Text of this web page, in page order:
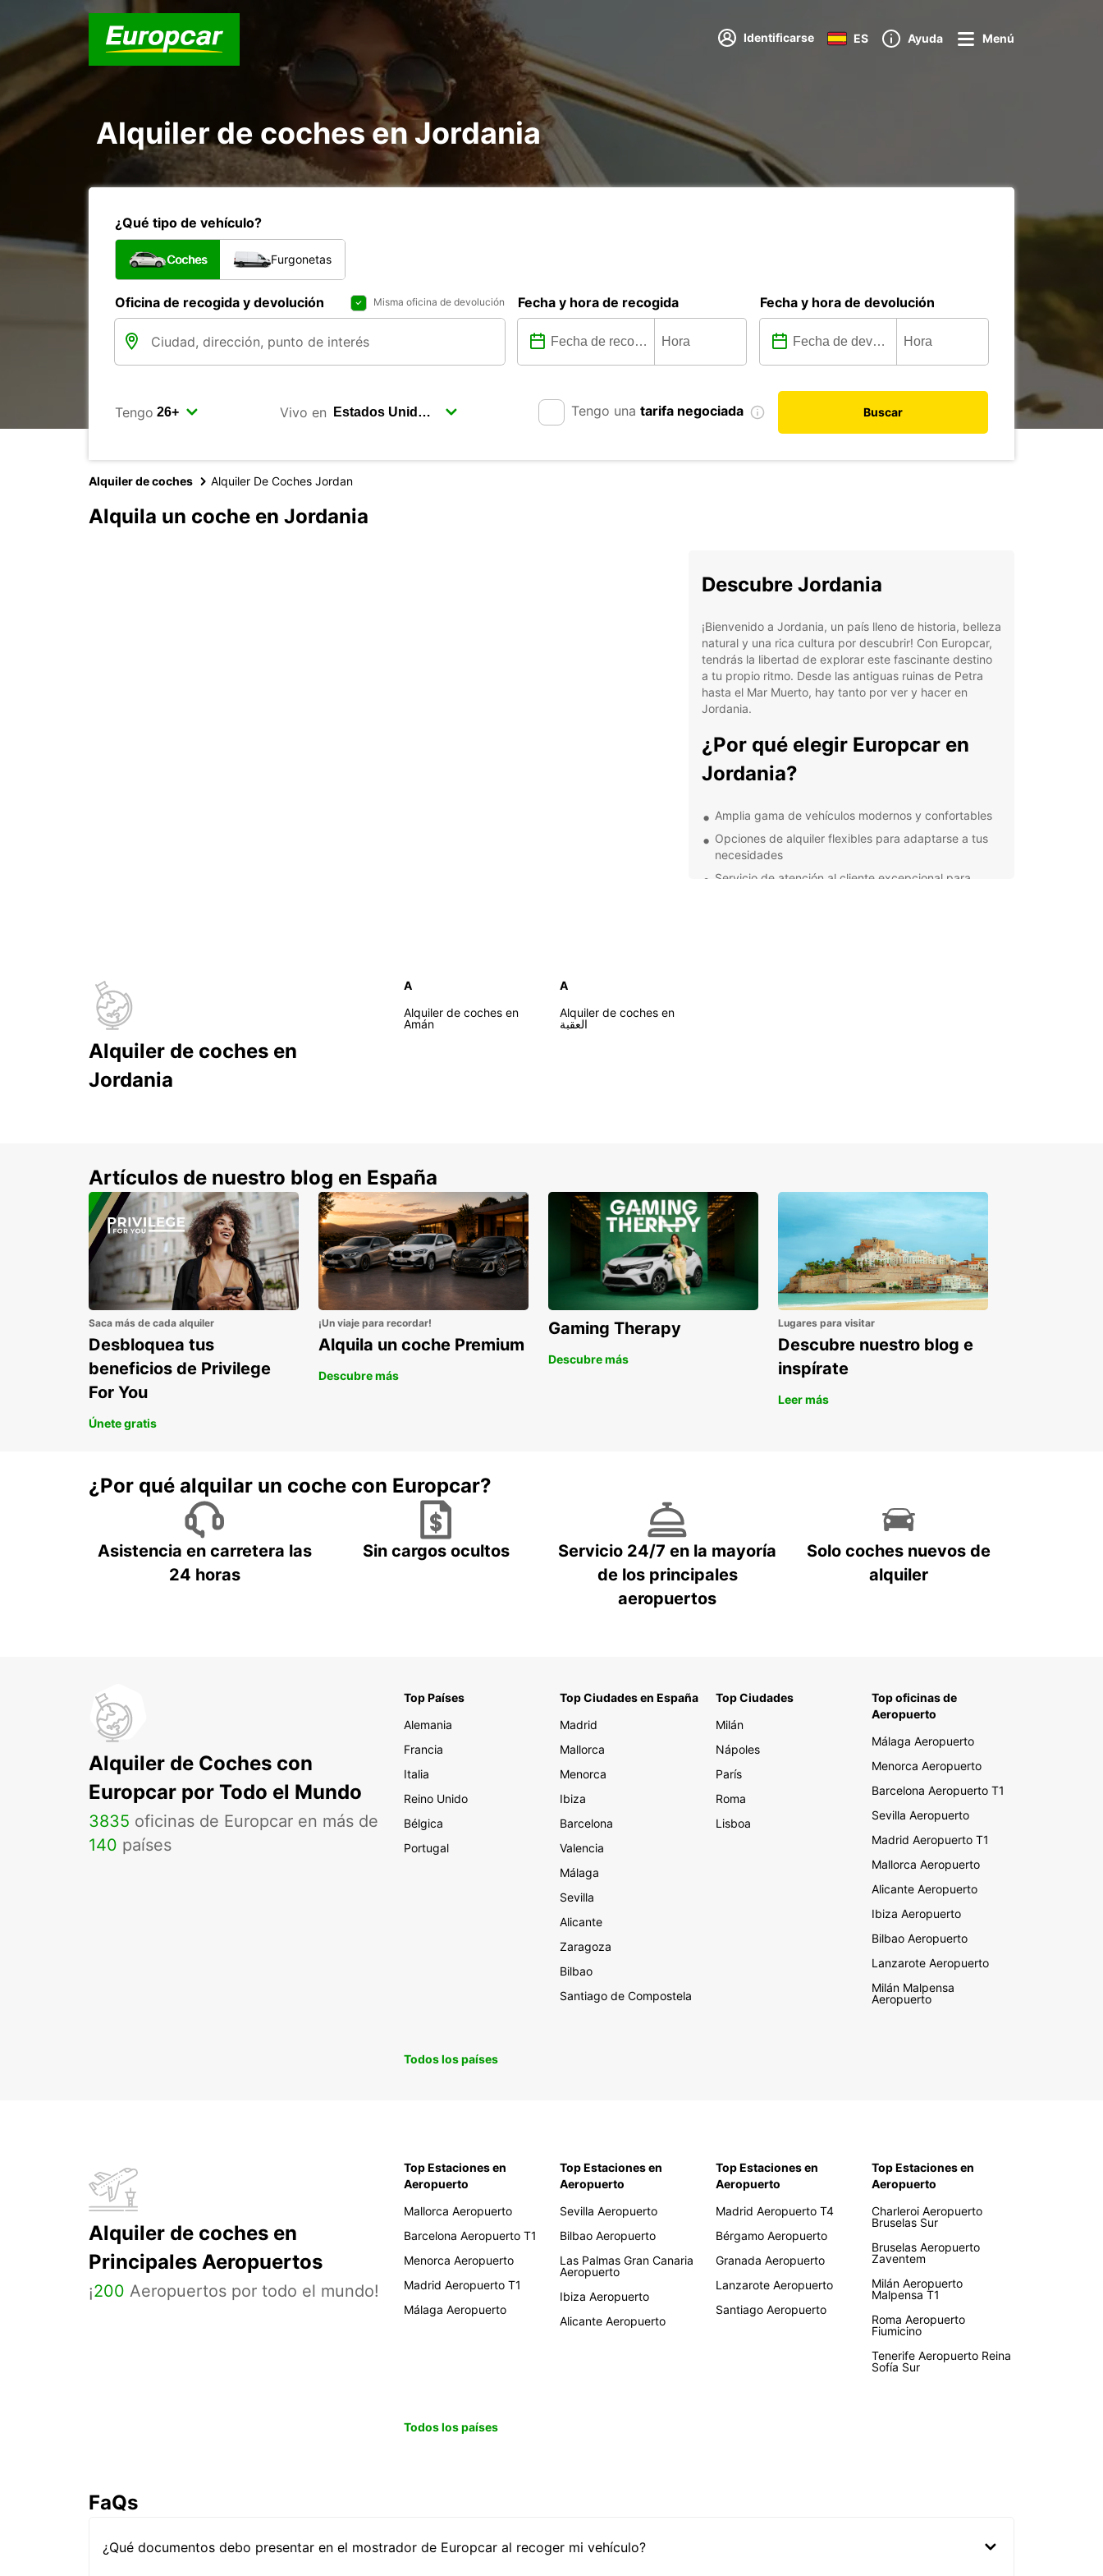
Identificarse ES Ayuda Menú
Alquiler de coches en Jordania
¿Qué tipo de vehículo?
Coches Furgonetas
Oficina de recogida y devolución Misma oficina de devolución Fecha y hora de recogida Fecha y hora de devolución
Tengo Vivo en Tengo una tarifa negociada Buscar
Alquiler de coches Alquiler De Coches Jordan
Alquila un coche en Jordania
Descubre Jordania
¡Bienvenido a Jordania, un país lleno de historia, belleza
natural y una rica cultura por descubrir! Con Europcar,
tendrás la libertad de explorar este fascinante destino
a tu propio ritmo. Desde las antiguas ruinas de Petra
hasta el Mar Muerto, hay tanto por ver y hacer en
Jordania.
¿Por qué elegir Europcar en
Jordania?
Amplia gama de vehículos modernos y confortables
Opciones de alquiler flexibles para adaptarse a tus
necesidades
Servicio de atención al cliente excepcional para
No pierdas la oportunidad de descubrir todo lo que
Jordania tiene para ofrecer con Europcar. Reserva tu
coche de alquiler hoy mismo y prepárate para una
experiencia inolvidable en este increíble país del Medio
Oriente.
Alquiler de coches en
Jordania
A
Alquiler de coches en
Amán
A
Alquiler de coches en
العقبة
Artículos de nuestro blog en España
Saca más de cada alquiler
Desbloquea tus
beneficios de Privilege
For You
Únete gratis
¡Un viaje para recordar!
Alquila un coche Premium
Descubre más
Gaming Therapy
Descubre más
Lugares para visitar
Descubre nuestro blog e
inspírate
Leer más
¿Por qué alquilar un coche con Europcar?
Asistencia en carretera las
24 horas
Sin cargos ocultos
Servicio 24/7 en la mayoría
de los principales
aeropuertos
Solo coches nuevos de
alquiler
Alquiler de Coches con
Europcar por Todo el Mundo
3835 oficinas de Europcar en más de
140 países
Top Países
Alemania
Francia
Italia
Reino Unido
Bélgica
Portugal
Top Ciudades en España
Madrid
Mallorca
Menorca
Ibiza
Barcelona
Valencia
Málaga
Sevilla
Alicante
Zaragoza
Bilbao
Santiago de Compostela
Top Ciudades
Milán
Nápoles
París
Roma
Lisboa
Top oficinas de
Aeropuerto
Málaga Aeropuerto
Menorca Aeropuerto
Barcelona Aeropuerto T1
Sevilla Aeropuerto
Madrid Aeropuerto T1
Mallorca Aeropuerto
Alicante Aeropuerto
Ibiza Aeropuerto
Bilbao Aeropuerto
Lanzarote Aeropuerto
Milán Malpensa
Aeropuerto
Todos los países
Alquiler de coches en
Principales Aeropuertos
¡200 Aeropuertos por todo el mundo!
Top Estaciones en
Aeropuerto
Mallorca Aeropuerto
Barcelona Aeropuerto T1
Menorca Aeropuerto
Madrid Aeropuerto T1
Málaga Aeropuerto
Top Estaciones en
Aeropuerto
Sevilla Aeropuerto
Bilbao Aeropuerto
Las Palmas Gran Canaria
Aeropuerto
Ibiza Aeropuerto
Alicante Aeropuerto
Top Estaciones en
Aeropuerto
Madrid Aeropuerto T4
Bérgamo Aeropuerto
Granada Aeropuerto
Lanzarote Aeropuerto
Santiago Aeropuerto
Top Estaciones en
Aeropuerto
Charleroi Aeropuerto
Bruselas Sur
Bruselas Aeropuerto
Zaventem
Milán Aeropuerto
Malpensa T1
Roma Aeropuerto
Fiumicino
Tenerife Aeropuerto Reina
Sofía Sur
Todos los países
FaQs
¿Qué documentos debo presentar en el mostrador de Europcar al recoger mi vehículo?